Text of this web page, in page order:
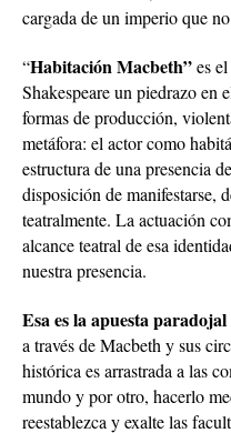
cargada de un imperio que
“Habitación Macbeth”es
Shakespeare un piedrazo en
formas de producción,
metáfora: el actor como
estructura de una presencia
disposición de manifestarse,
teatralmente. La actuación
alcance teatral de esa
nuestra presencia.
Esa es la apuesta
a través de Macbeth y sus
histórica es arrastrada a las
mundo y por otro, hacerlo
reestablezca y exalte las